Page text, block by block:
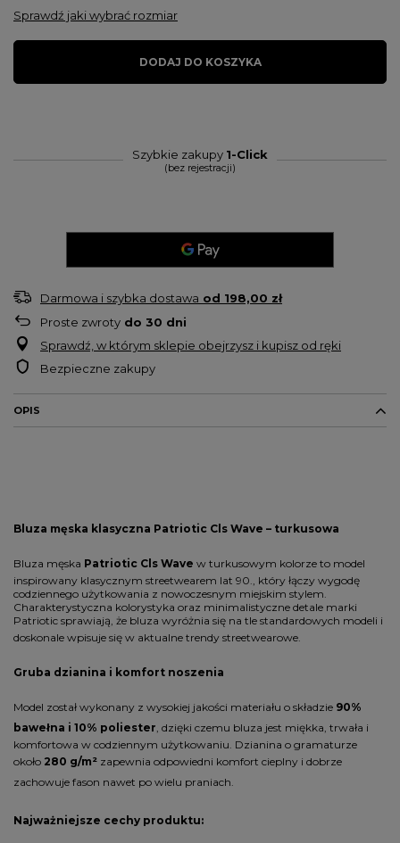
Sprawdź jaki wybrać rozmiar
DODAJ DO KOSZYKA
Szybkie zakupy 1-Click
(bez rejestracji)
Darmowa i szybka dostawa od 198,00 zł
Proste zwroty do 30 dni
Sprawdź, w którym sklepie obejrzysz i kupisz od ręki
Bezpieczne zakupy
OPIS
Bluza męska klasyczna Patriotic Cls Wave – turkusowa
Bluza męska Patriotic Cls Wave w turkusowym kolorze to model
inspirowany klasycznym streetwearem lat 90., który łączy wygodę
codziennego użytkowania z nowoczesnym miejskim stylem.
Charakterystyczna kolorystyka oraz minimalistyczne detale marki
Patriotic sprawiają, że bluza wyróżnia się na tle standardowych modeli i
doskonale wpisuje się w aktualne trendy streetwearowe.
Gruba dzianina i komfort noszenia
Model został wykonany z wysokiej jakości materiału o składzie 90%
bawełna i 10% poliester , dzięki czemu bluza jest miękka, trwała i
komfortowa w codziennym użytkowaniu. Dzianina o gramaturze
około 280 g/m² zapewnia odpowiedni komfort cieplny i dobrze
zachowuje fason nawet po wielu praniach.
Najważniejsze cechy produktu: